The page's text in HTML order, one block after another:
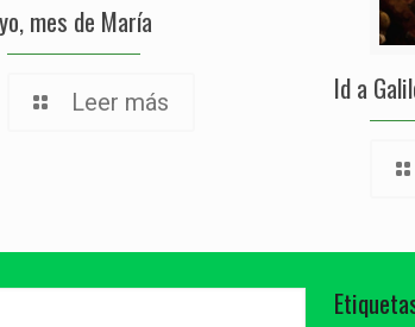
mes de María
Leer más Id a